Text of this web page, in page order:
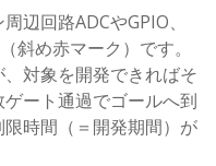
辺回路ADCやGPIO、
斜め赤マーク）です。
対象を開発できればそ
ート通過でゴールへ到
時間（＝開発期間）が